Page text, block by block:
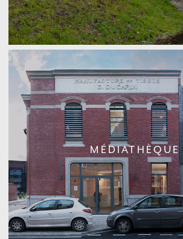
MÉDIATHÈQUE